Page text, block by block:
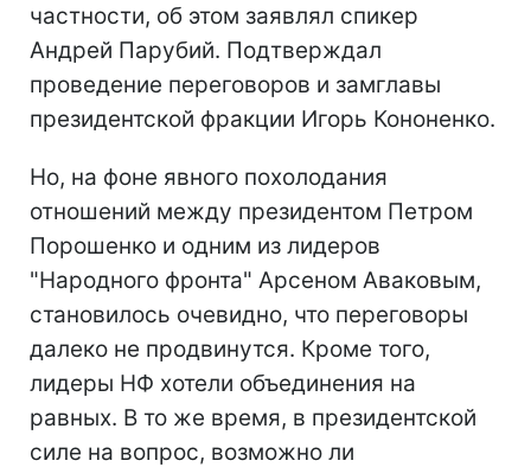
частности, об этом заявлял спикер
Андрей Парубий. Подтверждал
проведение переговоров и замглавы
президентской фракции Игорь Кононенко.
Но, на фоне явного похолодания
отношений между президентом Петром
Порошенко и одним из лидеров
"Народного фронта" Арсеном Аваковым,
становилось очевидно, что переговоры
далеко не продвинутся. Кроме того,
лидеры НФ хотели объединения на
равных. В то же время, в президентской
силе на вопрос, возможно ли